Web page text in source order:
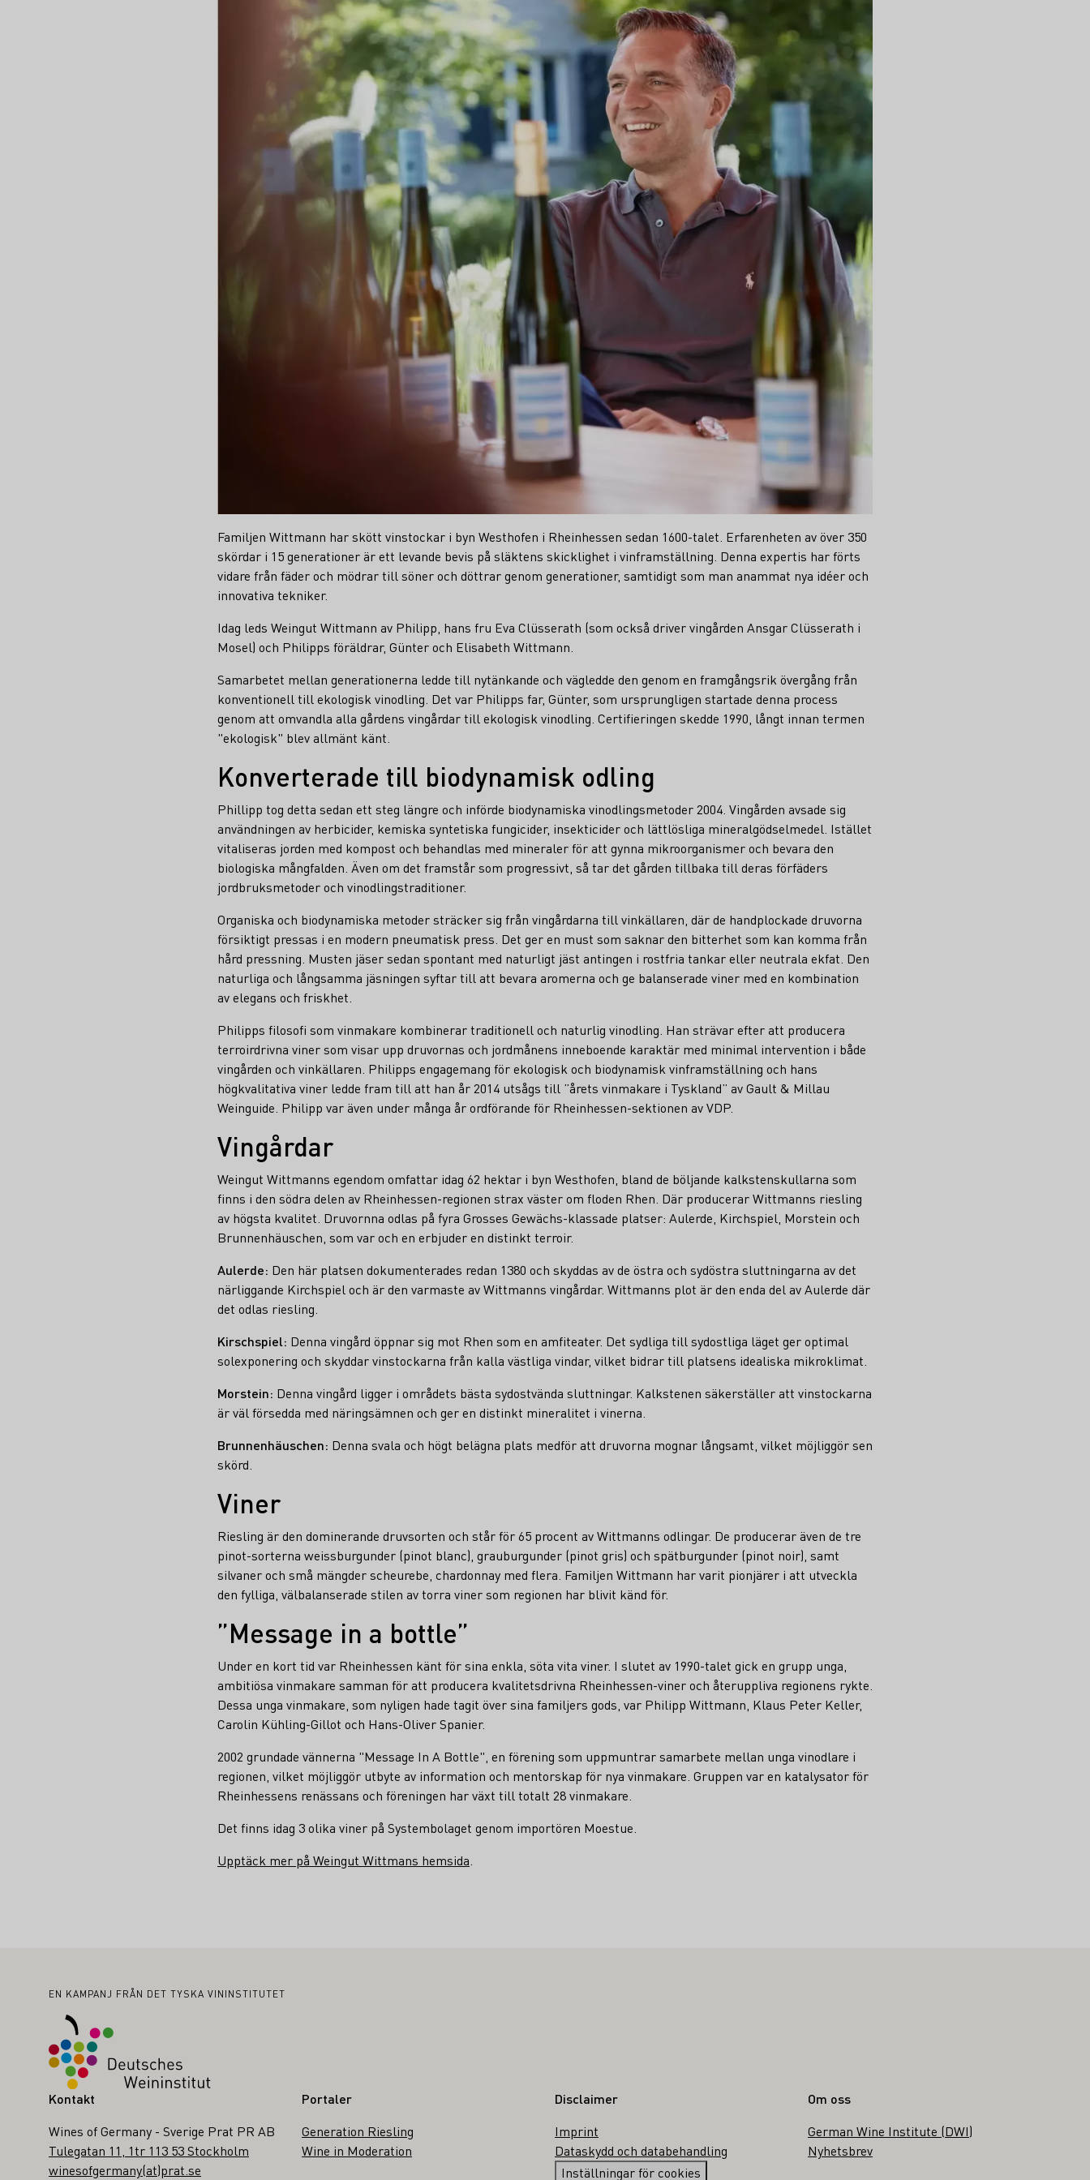
Familjen Wittmann har skött vinstockar i byn Westhofen i Rheinhessen sedan 1600-talet. Erfarenheten av över 350
skördar i 15 generationer är ett levande bevis på släktens skicklighet i vinframställning. Denna expertis har förts
vidare från fäder och mödrar till söner och döttrar genom generationer, samtidigt som man anammat nya idéer och
innovativa tekniker.
Idag leds Weingut Wittmann av Philipp, hans fru Eva Clüsserath (som också driver vingården Ansgar Clüsserath i
Mosel) och Philipps föräldrar, Günter och Elisabeth Wittmann.
Samarbetet mellan generationerna ledde till nytänkande och vägledde den genom en framgångsrik övergång från
konventionell till ekologisk vinodling. Det var Philipps far, Günter, som ursprungligen startade denna process
genom att omvandla alla gårdens vingårdar till ekologisk vinodling. Certifieringen skedde 1990, långt innan termen
"ekologisk" blev allmänt känt.
Konverterade till biodynamisk odling
Phillipp tog detta sedan ett steg längre och införde biodynamiska vinodlingsmetoder 2004. Vingården avsade sig
användningen av herbicider, kemiska syntetiska fungicider, insekticider och lättlösliga mineralgödselmedel. Istället
vitaliseras jorden med kompost och behandlas med mineraler för att gynna mikroorganismer och bevara den
biologiska mångfalden. Även om det framstår som progressivt, så tar det gården tillbaka till deras förfäders
jordbruksmetoder och vinodlingstraditioner.
Organiska och biodynamiska metoder sträcker sig från vingårdarna till vinkällaren, där de handplockade druvorna
försiktigt pressas i en modern pneumatisk press. Det ger en must som saknar den bitterhet som kan komma från
hård pressning. Musten jäser sedan spontant med naturligt jäst antingen i rostfria tankar eller neutrala ekfat. Den
naturliga och långsamma jäsningen syftar till att bevara aromerna och ge balanserade viner med en kombination
av elegans och friskhet.
Philipps filosofi som vinmakare kombinerar traditionell och naturlig vinodling. Han strävar efter att producera
terroirdrivna viner som visar upp druvornas och jordmånens inneboende karaktär med minimal intervention i både
vingården och vinkällaren. Philipps engagemang för ekologisk och biodynamisk vinframställning och hans
högkvalitativa viner ledde fram till att han år 2014 utsågs till ”årets vinmakare i Tyskland” av Gault & Millau
Weinguide. Philipp var även under många år ordförande för Rheinhessen-sektionen av VDP.
Vingårdar
Weingut Wittmanns egendom omfattar idag 62 hektar i byn Westhofen, bland de böljande kalkstenskullarna som
finns i den södra delen av Rheinhessen-regionen strax väster om floden Rhen. Där producerar Wittmanns riesling
av högsta kvalitet. Druvornna odlas på fyra Grosses Gewächs-klassade platser: Aulerde, Kirchspiel, Morstein och
Brunnenhäuschen, som var och en erbjuder en distinkt terroir.
Aulerde: Den här platsen dokumenterades redan 1380 och skyddas av de östra och sydöstra sluttningarna av det
närliggande Kirchspiel och är den varmaste av Wittmanns vingårdar. Wittmanns plot är den enda del av Aulerde där
det odlas riesling.
Kirschspiel: Denna vingård öppnar sig mot Rhen som en amfiteater. Det sydliga till sydostliga läget ger optimal
solexponering och skyddar vinstockarna från kalla västliga vindar, vilket bidrar till platsens idealiska mikroklimat.
Morstein: Denna vingård ligger i områdets bästa sydostvända sluttningar. Kalkstenen säkerställer att vinstockarna
är väl försedda med näringsämnen och ger en distinkt mineralitet i vinerna.
Brunnenhäuschen: Denna svala och högt belägna plats medför att druvorna mognar långsamt, vilket möjliggör sen
skörd.
Viner
Riesling är den dominerande druvsorten och står för 65 procent av Wittmanns odlingar. De producerar även de tre
pinot-sorterna weissburgunder (pinot blanc), grauburgunder (pinot gris) och spätburgunder (pinot noir), samt
silvaner och små mängder scheurebe, chardonnay med flera. Familjen Wittmann har varit pionjärer i att utveckla
den fylliga, välbalanserade stilen av torra viner som regionen har blivit känd för.
”Message in a bottle”
Under en kort tid var Rheinhessen känt för sina enkla, söta vita viner. I slutet av 1990-talet gick en grupp unga,
ambitiösa vinmakare samman för att producera kvalitetsdrivna Rheinhessen-viner och återuppliva regionens rykte.
Dessa unga vinmakare, som nyligen hade tagit över sina familjers gods, var Philipp Wittmann, Klaus Peter Keller,
Carolin Kühling-Gillot och Hans-Oliver Spanier.
2002 grundade vännerna "Message In A Bottle", en förening som uppmuntrar samarbete mellan unga vinodlare i
regionen, vilket möjliggör utbyte av information och mentorskap för nya vinmakare. Gruppen var en katalysator för
Rheinhessens renässans och föreningen har växt till totalt 28 vinmakare.
Det finns idag 3 olika viner på Systembolaget genom importören Moestue.
Upptäck mer på Weingut Wittmans hemsida
SidfotEN KAMPANJ FRÅN DET TYSKA VININSTITUTET
Kontakt
Wines of Germany - Sverige Prat PR AB
Tulegatan 11, 1tr 113 53 Stockholm
winesofgermany(at)prat.se
Portaler
Generation Riesling
Wine in Moderation
Disclaimer
Imprint
Dataskydd och databehandling
Inställningar för cookies
Om oss
German Wine Institute (DWI)
Nyhetsbrev